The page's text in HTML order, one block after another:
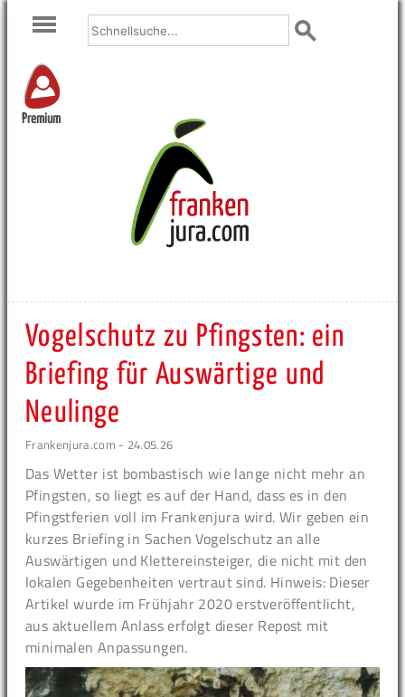
Premium
Vogelschutz zu Pfingsten: ein
Briefing für Auswärtige und
Neulinge
Frankenjura.com - 24.05.26
Das Wetter ist bombastisch wie lange nicht mehr an
Pfingsten, so liegt es auf der Hand, dass es in den
Pfingstferien voll im Frankenjura wird. Wir geben ein
kurzes Briefing in Sachen Vogelschutz an alle
Auswärtigen und Klettereinsteiger, die nicht mit den
lokalen Gegebenheiten vertraut sind. Hinweis: Dieser
Artikel wurde im Frühjahr 2020 erstveröffentlicht,
aus aktuellem Anlass erfolgt dieser Repost mit
minimalen Anpassungen.